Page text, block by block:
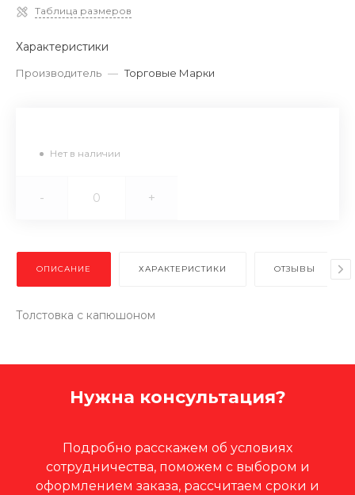
Таблица размеров
Характеристики
Производитель — Торговые Марки
Нет в наличии
- +
ОПИСАНИЕ ХАРАКТЕРИСТИКИ ОТЗЫВЫ
Толстовка с капюшоном
Нужна консультация?
Подробно расскажем об условиях
сотрудничества, поможем с выбором и
оформлением заказа, рассчитаем сроки и